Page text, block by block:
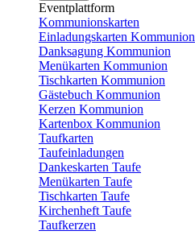
Eventplattform
Kommunionskarten
Einladungskarten Kommunion
Danksagung Kommunion
Menükarten Kommunion
Tischkarten Kommunion
Gästebuch Kommunion
Kerzen Kommunion
Kartenbox Kommunion
Taufkarten
Taufeinladungen
Dankeskarten Taufe
Menükarten Taufe
Tischkarten Taufe
Kirchenheft Taufe
Taufkerzen